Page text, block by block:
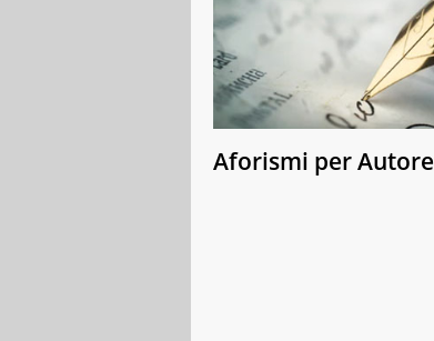
Aforismi per Autore